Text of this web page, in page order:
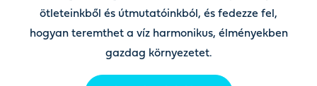
ötleteinkből és útmutatóinkból, és fedezze fel,
hogyan teremthet a víz harmonikus, élményekben
gazdag környezetet.